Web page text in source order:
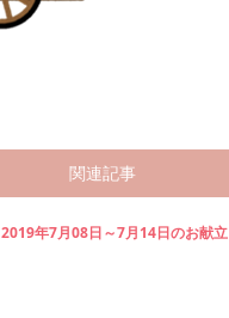
関連記事
2019年7月08日～7月14日のお献立